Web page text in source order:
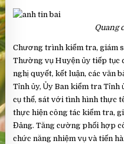
Quang
Chương trình kiểm tra, giám
Thường vụ Huyện ủy tiếp tục
nghị quyết, kết luận, các văn
Tỉnh ủy, Ủy Ban kiểm tra
cụ thể, sát với tình hình thực
thực hiện công tác kiểm tra,
Đảng. Tăng cường phối hợp
chức năng nhiệm vụ và tiến